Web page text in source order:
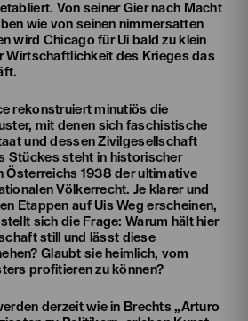
Von seiner Gier nach Macht
wie von seinen nimmersatten
wird Chicago für Ui bald zu klein
Wirtschaftlichkeit des Krieges das
rekonstruiert minutiös die
mit denen sich faschistische
und dessen Zivilgesellschaft
Stückes steht in historischer
Österreichs 1938 der ultimative
Völkerrecht. Je klarer und
Etappen auf Uis Weg erscheinen,
sich die Frage: Warum hält hier
still und lässt diese
Glaubt sie heimlich, vom
profitieren zu können?
derzeit wie in Brechts „Arturo